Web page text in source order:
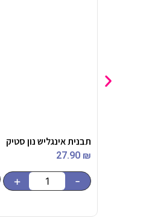
תבנית אינגליש נון סטיק
27.90 ₪
-
+